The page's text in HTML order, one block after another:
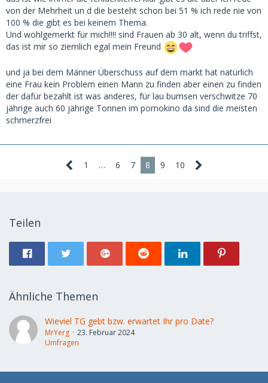
Ich habe davon gesprochen, dass der Großteil aller Frauen
keine Probleme hat, mit 30 oder 40 noch einen Mann oder
SD zu finden und das ist ein Fakt.
Wenn sie entsprechend attraktiv sind, klappt es auch mit 70
noch.
Deinen Text mit „Ich will aber nur 18-Jährige“ hättest du dir
daher auch sparen können, Kollege.
von der Mehrheit un d die besteht schon bei 51 % ich rede nie von
100 % die gibt es bei keinem Thema.
Und wohlgemerkt für mich!!!! sind Frauen ab 30 alt, wenn du triffst,
das ist mir so ziemlich egal mein Freund
und ja bei dem Männer Überschuss auf dem markt hat natürlich
eine Frau kein Problem einen Mann zu finden aber einen zu finden
der dafür bezahlt ist was anderes, für lau bumsen verschwitze 70
jährige auch 60 jährige Tonnen im pornokino da sind die meisten
schmerzfrei
1 … 6 7 8 9 10
Teilen
Ähnliche Themen
Wieviel TG gebt bzw. erwartet Ihr pro Date?
MrYerg
23. Februar 2024
Umfragen